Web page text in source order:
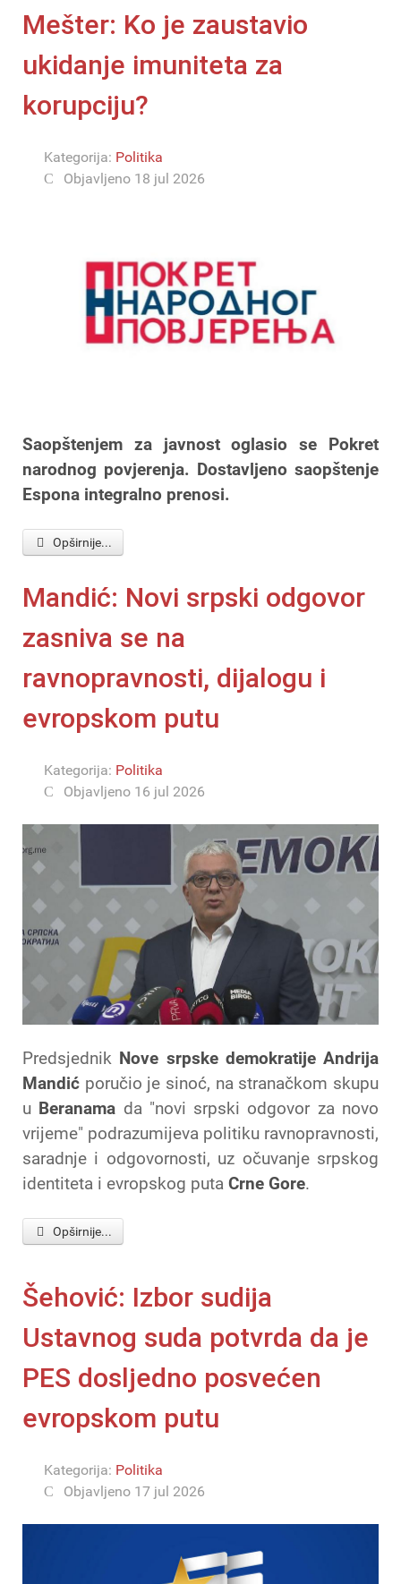
Mešter: Ko je zaustavio
ukidanje imuniteta za
korupciju?
Kategorija: Politika
Objavljeno 18 jul 2026
Saopštenjem za javnost oglasio se Pokret
narodnog povjerenja. Dostavljeno saopštenje
Espona integralno prenosi.
Opširnije...
Mandić: Novi srpski odgovor
zasniva se na
ravnopravnosti, dijalogu i
evropskom putu
Kategorija: Politika
Objavljeno 16 jul 2026
Predsjednik Nove srpske demokratije Andrija
Mandić poručio je sinoć, na stranačkom skupu
u Beranama da "novi srpski odgovor za novo
vrijeme" podrazumijeva politiku ravnopravnosti,
saradnje i odgovornosti, uz očuvanje srpskog
identiteta i evropskog puta Crne Gore.
Opširnije...
Šehović: Izbor sudija
Ustavnog suda potvrda da je
PES dosljedno posvećen
evropskom putu
Kategorija: Politika
Objavljeno 17 jul 2026